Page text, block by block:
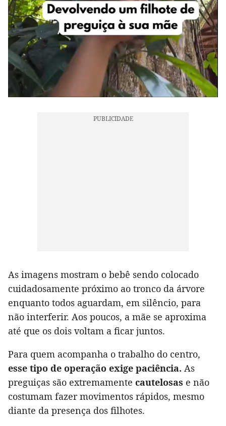
As imagens mostram o bebê sendo colocado
cuidadosamente próximo ao tronco da árvore
enquanto todos aguardam, em silêncio, para
não interferir. Aos poucos, a mãe se aproxima
até que os dois voltam a ficar juntos.
Para quem acompanha o trabalho do centro,
esse tipo de operação exige paciência. As
preguiças são extremamente cautelosas e não
costumam fazer movimentos rápidos, mesmo
diante da presença dos filhotes.